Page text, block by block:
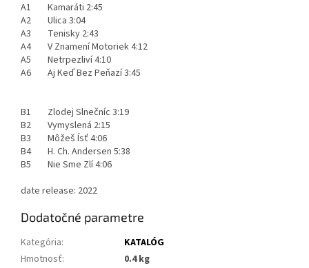
A1 Kamaráti 2:45
A2 Ulica 3:04
A3 Tenisky 2:43
A4 V Znamení Motoriek 4:12
A5 Netrpezliví 4:10
A6 Aj Keď Bez Peňazí 3:45
B1 Zlodej Slnečníc 3:19
B2 Vymyslená 2:15
B3 Môžeš Ísť 4:06
B4 H. Ch. Andersen 5:38
B5 Nie Sme Zlí 4:06
date release: 2022
Dodatočné parametre
Kategória:
KATALÓG
Hmotnosť:
0.4 kg